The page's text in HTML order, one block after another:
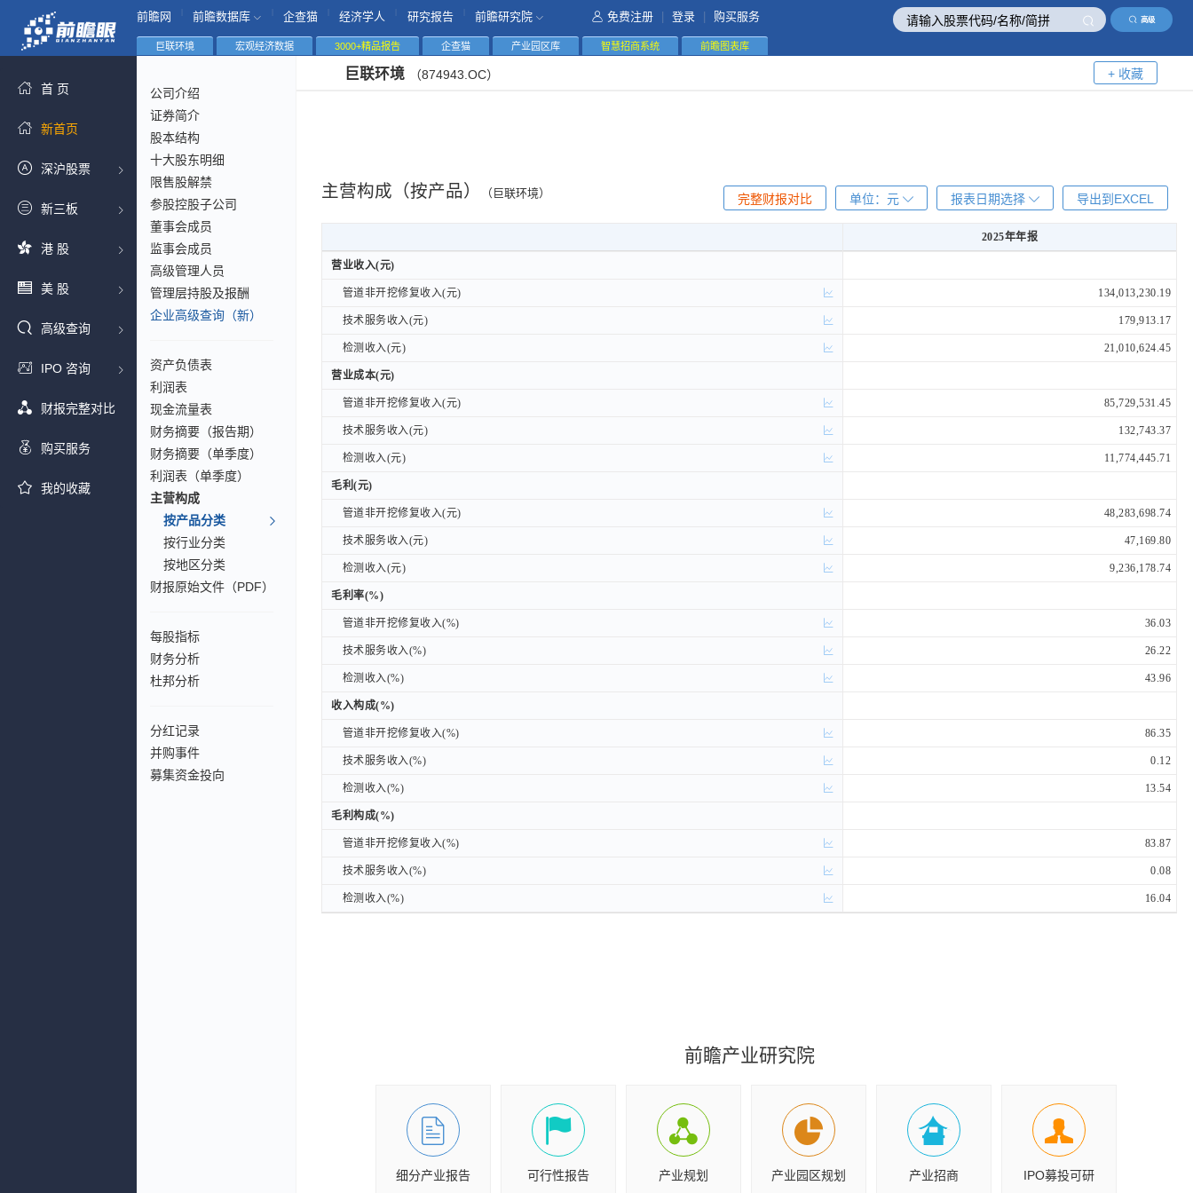
高级
前瞻网 前瞻数据库 企查猫 经济学人 研究报告 前瞻研究院 免费注册 登录 购买服务
首 页
新首页
深沪股票
新三板
港 股
美 股
高级查询
IPO 咨询
财报完整对比
购买服务
我的收藏
巨联环境 宏观经济数据 3000+精品报告 企查猫 产业园区库 智慧招商系统 前瞻图表库
公司介绍
证券简介
股本结构
十大股东明细
限售股解禁
参股控股子公司
董事会成员
监事会成员
高级管理人员
管理层持股及报酬
企业高级查询（新）
资产负债表
利润表
现金流量表
财务摘要（报告期）
财务摘要（单季度）
利润表（单季度）
主营构成
按产品分类
按行业分类
按地区分类
财报原始文件（PDF）
每股指标
财务分析
杜邦分析
分红记录
并购事件
募集资金投向
巨联环境 （874943.OC） + 收藏
主营构成（按产品） （巨联环境） 导出到EXCEL
报表日期选择
单位： 元
完整财报对比
2025年年报
营业收入(元)
管道非开挖修复收入(元) 134,013,230.19
技术服务收入(元) 179,913.17
检测收入(元) 21,010,624.45
营业成本(元)
管道非开挖修复收入(元) 85,729,531.45
技术服务收入(元) 132,743.37
检测收入(元) 11,774,445.71
毛利(元)
管道非开挖修复收入(元) 48,283,698.74
技术服务收入(元) 47,169.80
检测收入(元) 9,236,178.74
毛利率(%)
管道非开挖修复收入(%) 36.03
技术服务收入(%) 26.22
检测收入(%) 43.96
收入构成(%)
管道非开挖修复收入(%) 86.35
技术服务收入(%) 0.12
检测收入(%) 13.54
毛利构成(%)
管道非开挖修复收入(%) 83.87
技术服务收入(%) 0.08
检测收入(%) 16.04
营业收入(元)
管道非开挖修复收入(元)
技术服务收入(元)
检测收入(元)
营业成本(元)
管道非开挖修复收入(元)
技术服务收入(元)
检测收入(元)
毛利(元)
管道非开挖修复收入(元)
技术服务收入(元)
检测收入(元)
毛利率(%)
管道非开挖修复收入(%)
技术服务收入(%)
检测收入(%)
收入构成(%)
管道非开挖修复收入(%)
技术服务收入(%)
检测收入(%)
毛利构成(%)
管道非开挖修复收入(%)
技术服务收入(%)
检测收入(%)
前瞻产业研究院
细分产业报告 可行性报告 产业规划 产业园区规划 产业招商 IPO募投可研